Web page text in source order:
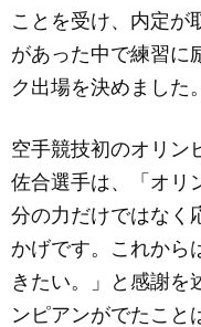
ことを受け、内定が
があった中で練習に
ク出場を決めました。
空手競技初のオリン
佐合選手は、「オリ
分の力だけではなく
かげです。これから
きたい。」と感謝を
ンピアンがでたこと